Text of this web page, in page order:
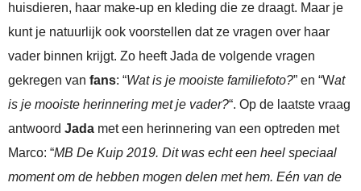
huisdieren, haar make-up en kleding die ze draagt. Maar je
kunt je natuurlijk ook voorstellen dat ze vragen over haar
vader binnen krijgt. Zo heeft Jada de volgende vragen
gekregen van fans: “Wat is je mooiste familiefoto?” en “Wat
is je mooiste herinnering met je vader?“. Op de laatste vraag
antwoord Jada met een herinnering van een optreden met
Marco: “MB De Kuip 2019. Dit was echt een heel speciaal
moment om de hebben mogen delen met hem. Eén van de